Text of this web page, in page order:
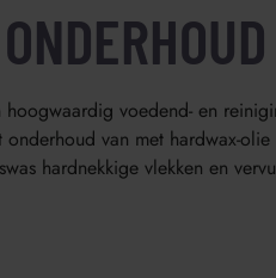
voedend- en
van met hardwax-
hardnekkige vlekken en